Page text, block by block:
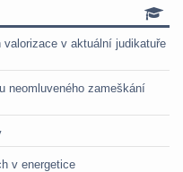
v aktuální judikatuře
neomluveného zameškání
v energetice